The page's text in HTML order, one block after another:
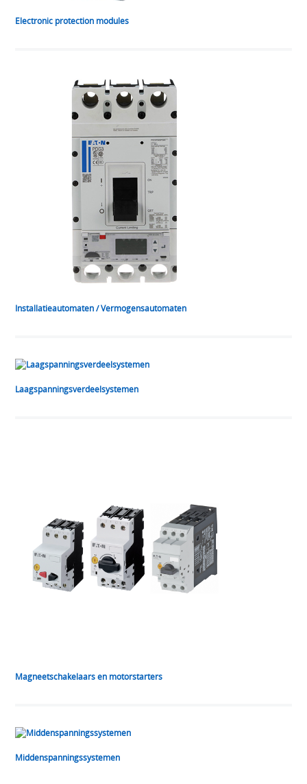
Electronic protection modules
Installatieautomaten / Vermogensautomaten
Laagspanningsverdeelsystemen
Magneetschakelaars en motorstarters
Middenspanningssystemen